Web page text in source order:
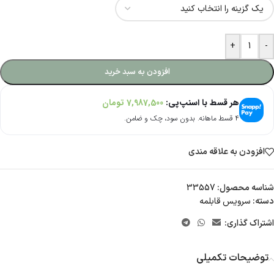
-
+
افزودن به سبد خرید
هر قسط با اسنپ‌پی: 7,987,500 تومان
۴ قسط ماهانه. بدون سود، چک و ضامن.
افزودن به علاقه مندی
شناسه محصول: 33557
دسته: سرویس قابلمه
اشتراک گذاری:
توضیحات تکمیلی